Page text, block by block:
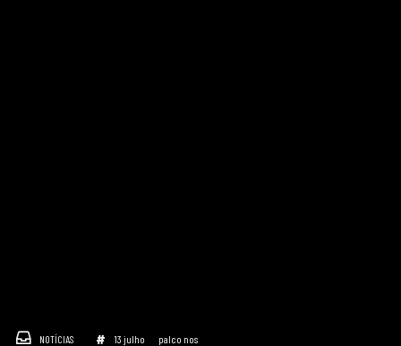
NOTÍCIAS 13 julho palco nos